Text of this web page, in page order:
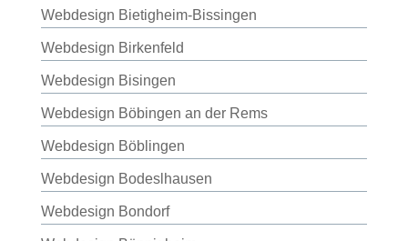
Webdesign Bietigheim-Bissingen
Webdesign Birkenfeld
Webdesign Bisingen
Webdesign Böbingen an der Rems
Webdesign Böblingen
Webdesign Bodeslhausen
Webdesign Bondorf